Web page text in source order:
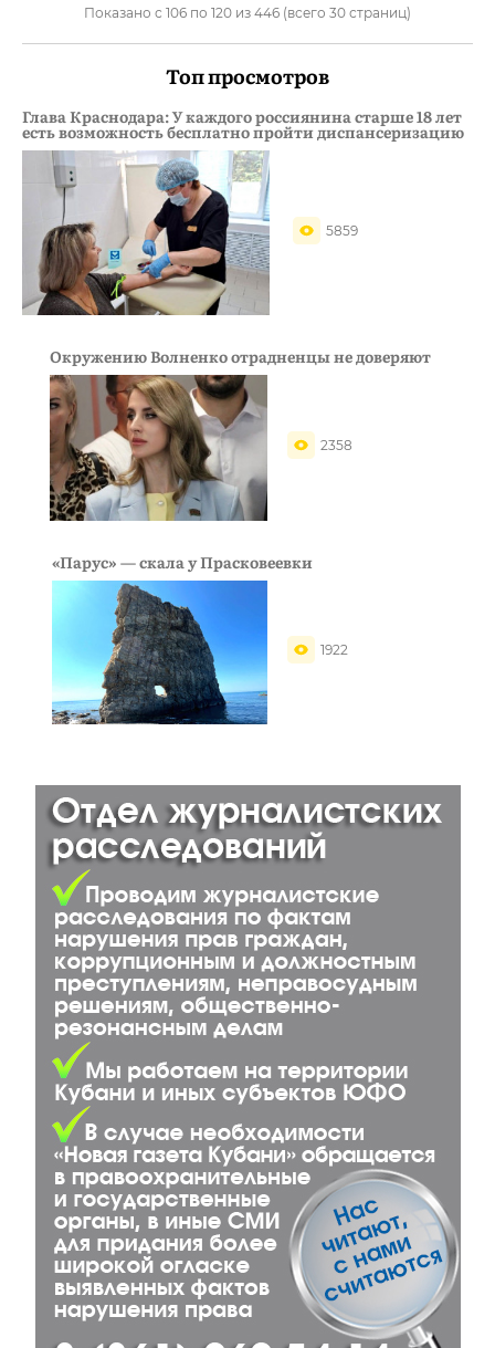
Показано с 106 по 120 из 446 (всего 30 страниц)
Топ просмотров
Глава Краснодара: У каждого россиянина старше 18 лет
есть возможность бесплатно пройти диспансеризацию
5859
Окружению Волненко отрадненцы не доверяют
2358
«Парус» — скала у Прасковеевки
1922